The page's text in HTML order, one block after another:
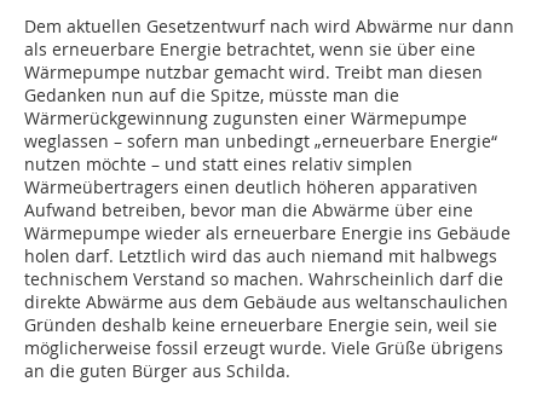
Dem aktuellen Gesetzentwurf nach wird Abwärme nur dann
als erneuerbare Energie betrachtet, wenn sie über eine
Wärmepumpe nutzbar gemacht wird. Treibt man diesen
Gedanken nun auf die Spitze, müsste man die
Wärmerückgewinnung zugunsten einer Wärmepumpe
weglassen – sofern man unbedingt „erneuerbare Energie“
nutzen möchte – und statt eines relativ simplen
Wärmeübertragers einen deutlich höheren apparativen
Aufwand betreiben, bevor man die Abwärme über eine
Wärmepumpe wieder als erneuerbare Energie ins Gebäude
holen darf. Letztlich wird das auch niemand mit halbwegs
technischem Verstand so machen. Wahrscheinlich darf die
direkte Abwärme aus dem Gebäude aus weltanschaulichen
Gründen deshalb keine erneuerbare Energie sein, weil sie
möglicherweise fossil erzeugt wurde. Viele Grüße übrigens
an die guten Bürger aus Schilda.